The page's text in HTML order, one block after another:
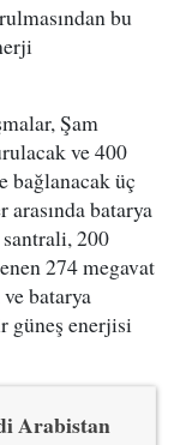
bu
Şam
ve 400
bağlanacak üç
batarya
200
274 megavat
batarya
güneş enerjisi
Arabistan